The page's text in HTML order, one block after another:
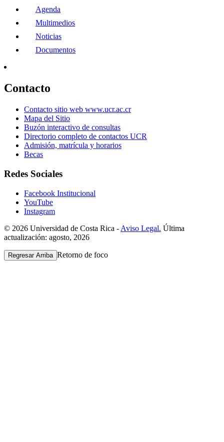
Agenda
Multimedios
Noticias
Documentos
Contacto
Contacto sitio web www.ucr.ac.cr
Mapa del Sitio
Buzón interactivo de consultas
Directorio completo de contactos UCR
Admisión, matrícula y horarios
Becas
Redes Sociales
Facebook Institucional
YouTube
Instagram
© 2026 Universidad de Costa Rica - Aviso Legal. Última
actualización: agosto, 2026
Regresar Arriba Retorno de foco